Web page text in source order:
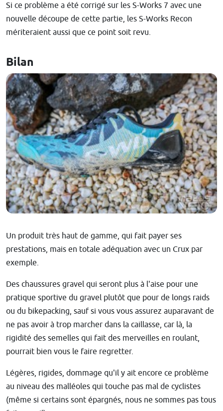
Si ce problème a été corrigé sur les S-Works 7 avec une
nouvelle découpe de cette partie, les S-Works Recon
mériteraient aussi que ce point soit revu.
Bilan
Un produit très haut de gamme, qui fait payer ses
prestations, mais en totale adéquation avec un Crux par
exemple.
Des chaussures gravel qui seront plus à l'aise pour une
pratique sportive du gravel plutôt que pour de longs raids
ou du bikepacking, sauf si vous vous assurez auparavant de
ne pas avoir à trop marcher dans la caillasse, car là, la
rigidité des semelles qui fait des merveilles en roulant,
pourrait bien vous le faire regretter.
Légères, rigides, dommage qu'il y ait encore ce problème
au niveau des malléoles qui touche pas mal de cyclistes
(même si certains sont épargnés, nous ne sommes pas tous